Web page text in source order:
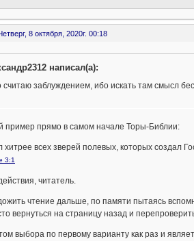
8 октября, 2020г. 00:18
написал(а):
считаю заблуждением, ибо искать там смысл
пример прямо в самом начале Торы-Библии:
хитрее всех зверей полевых, которых создал
3:1
читатель.
чтение дальше, по памяти пытаясь
вернуться на страницу назад и
выбора по первому варианту как раз и